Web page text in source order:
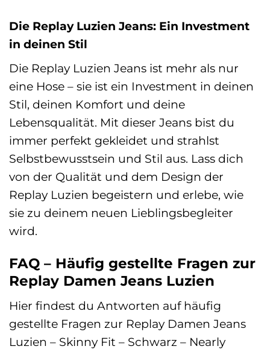
Die Replay Luzien Jeans: Ein Investment
in deinen Stil
Die Replay Luzien Jeans ist mehr als nur
eine Hose – sie ist ein Investment in deinen
Stil, deinen Komfort und deine
Lebensqualität. Mit dieser Jeans bist du
immer perfekt gekleidet und strahlst
Selbstbewusstsein und Stil aus. Lass dich
von der Qualität und dem Design der
Replay Luzien begeistern und erlebe, wie
sie zu deinem neuen Lieblingsbegleiter
wird.
FAQ – Häufig gestellte Fragen zur
Replay Damen Jeans Luzien
Hier findest du Antworten auf häufig
gestellte Fragen zur Replay Damen Jeans
Luzien – Skinny Fit – Schwarz – Nearly